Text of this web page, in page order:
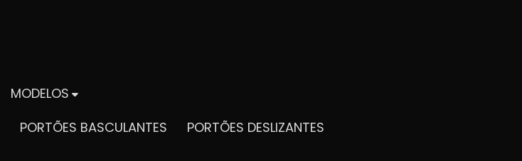
MODELOS
PORTÕES BASCULANTES PORTÕES DESLIZANTES